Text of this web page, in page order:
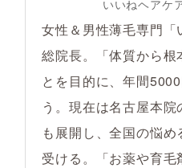
いいねヘア
女性＆男性薄毛専門「
総院長。「体質から根
とを目的に、年間
う。現在は名古屋本
も展開し、全国の悩
受ける。「お薬や育